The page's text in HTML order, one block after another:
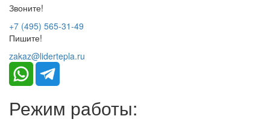
Звоните!
+7 (495) 565-31-49
Пишите!
zakaz@lidertepla.ru
Режим работы: